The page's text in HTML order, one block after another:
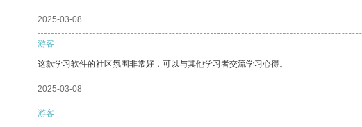
2025-03-08
游客
这款学习软件的社区氛围非常好，可以与其他学习者交流学习心得。
2025-03-08
游客